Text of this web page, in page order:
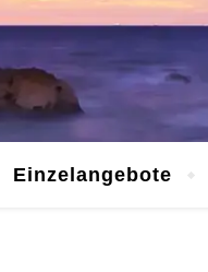
Einzelangebote